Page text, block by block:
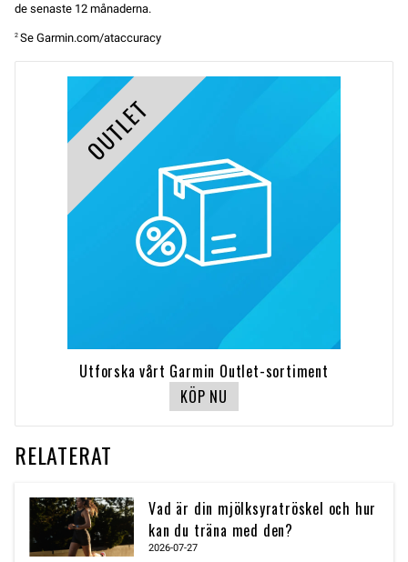
de senaste 12 månaderna.
2 Se Garmin.com/ataccuracy
OUTLET
Utforska vårt Garmin Outlet-sortiment
KÖP NU
RELATERAT
Vad är din mjölksyratröskel och hur
kan du träna med den?
2026-07-27